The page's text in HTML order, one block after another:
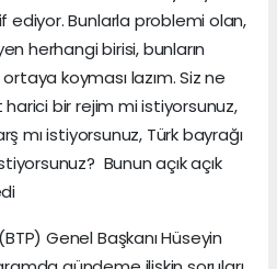
ediyor. Bunlarla problemi olan,
herhangi birisi, bunların
koyması lazım. Siz ne
bir rejim mi istiyorsunuz,
mı istiyorsunuz, Türk bayrağı
Bunun açık açık
Genel Başkanı Hüseyin